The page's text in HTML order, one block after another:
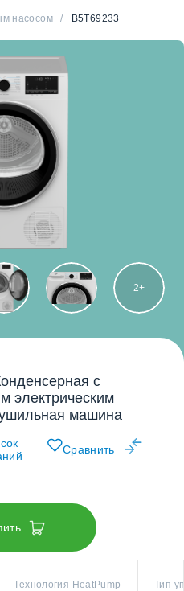
насосом / B5T69233
2
с
электрическим
машина
Сравнить
Технология HeatPump Тип